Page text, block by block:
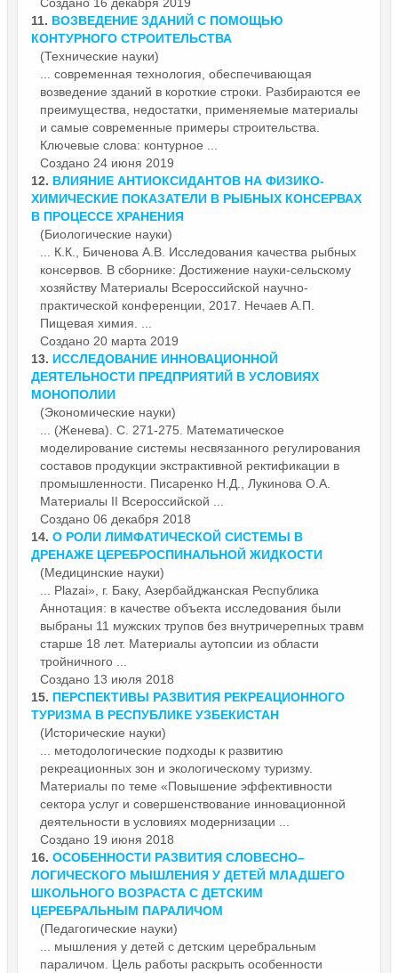
11. ВОЗВЕДЕНИЕ ЗДАНИЙ С ПОМОЩЬЮ
КОНТУРНОГО СТРОИТЕЛЬСТВА
(Технические науки)
... современная технология, обеспечивающая
возведение зданий в короткие строки. Разбираются ее
преимущества, недостатки, применяемые материалы
и самые современные примеры строительства.
Ключевые слова: контурное ...
Создано 24 июня 2019
12. ВЛИЯНИЕ АНТИОКСИДАНТОВ НА ФИЗИКО-
ХИМИЧЕСКИЕ ПОКАЗАТЕЛИ В РЫБНЫХ КОНСЕРВАХ
В ПРОЦЕССЕ ХРАНЕНИЯ
(Биологические науки)
... К.К., Биченова А.В. Исследования качества рыбных
консервов. В сборнике: Достижение науки-сельскому
хозяйству Материалы Всероссийской научно-
практической конференции, 2017. Нечаев А.П.
Пищевая химия. ...
Создано 20 марта 2019
13. ИССЛЕДОВАНИЕ ИННОВАЦИОННОЙ
ДЕЯТЕЛЬНОСТИ ПРЕДПРИЯТИЙ В УСЛОВИЯХ
МОНОПОЛИИ
(Экономические науки)
... (Женева). С. 271-275. Математическое
моделирование системы несвязанного регулирования
составов продукции экстрактивной ректификации в
промышленности. Писаренко Н.Д., Лукинова О.А.
Материалы II Всероссийской ...
Создано 06 декабря 2018
14. О РОЛИ ЛИМФАТИЧЕСКОЙ СИСТЕМЫ В
ДРЕНАЖЕ ЦЕРЕБРОСПИНАЛЬНОЙ ЖИДКОСТИ
(Медицинские науки)
... Plazai», г. Баку, Азербайджанская Республика
Аннотация: в качестве объекта исследования были
выбраны 11 мужских трупов без внутричерепных травм
старше 18 лет. Материалы аутопсии из области
тройничного ...
Создано 13 июля 2018
15. ПЕРСПЕКТИВЫ РАЗВИТИЯ РЕКРЕАЦИОННОГО
ТУРИЗМА В РЕСПУБЛИКЕ УЗБЕКИСТАН
(Исторические науки)
... методологические подходы к развитию
рекреационных зон и экологическому туризму.
Материалы по теме «Повышение эффективности
сектора услуг и совершенствование инновационной
деятельности в условиях модернизации ...
Создано 19 июня 2018
16. ОСОБЕННОСТИ РАЗВИТИЯ СЛОВЕСНО–
ЛОГИЧЕСКОГО МЫШЛЕНИЯ У ДЕТЕЙ МЛАДШЕГО
ШКОЛЬНОГО ВОЗРАСТА С ДЕТСКИМ
ЦЕРЕБРАЛЬНЫМ ПАРАЛИЧОМ
(Педагогические науки)
... мышления у детей с детским церебральным
параличом. Цель работы раскрыть особенности